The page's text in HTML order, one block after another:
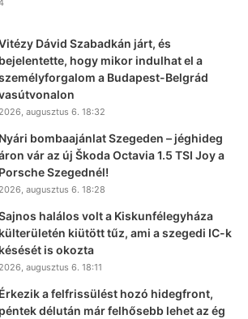
Dávid Szabadkán járt, és
bejelentette, hogy mikor indulhat el a
a Budapest-Belgrád
2026, augusztus 6. 18:32
Nyári bombaajánlat Szegeden – jéghideg
vár az új Škoda Octavia 1.5 TSI Joy a
Porsche Szegednél!
2026, augusztus 6. 18:28
halálos volt a Kiskunfélegyháza
külterületén kiütött tűz, ami a szegedi IC-k
késését is okozta
2026, augusztus 6. 18:11
Érkezik a felfrissülést hozó hidegfront,
péntek délután már felhősebb lehet az ég